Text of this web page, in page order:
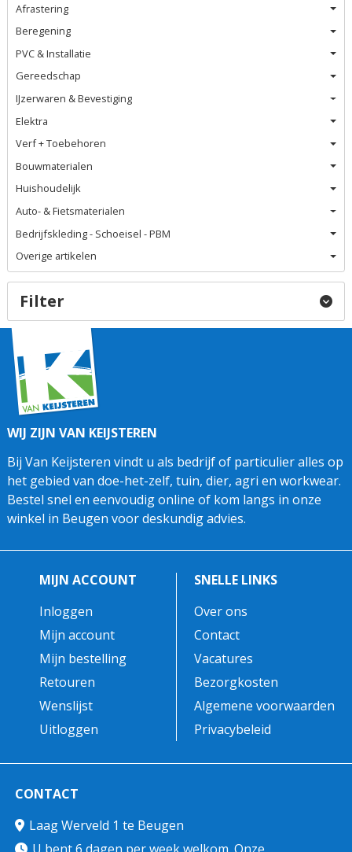
Afrastering
Beregening
PVC & Installatie
Gereedschap
IJzerwaren & Bevestiging
Elektra
Verf + Toebehoren
Bouwmaterialen
Huishoudelijk
Auto- & Fietsmaterialen
Bedrijfskleding - Schoeisel - PBM
Overige artikelen
Filter
WIJ ZIJN VAN KEIJSTEREN
Bij Van Keijsteren vindt u als bedrijf of particulier alles op
het gebied van doe-het-zelf, tuin, dier, agri en workwear.
Bestel snel en eenvoudig online of kom langs in onze
winkel in Beugen voor deskundig advies.
MIJN ACCOUNT
Inloggen
Mijn account
Mijn bestelling
Retouren
Wenslijst
Uitloggen
SNELLE LINKS
Over ons
Contact
Vacatures
Bezorgkosten
Algemene voorwaarden
Privacybeleid
CONTACT
Laag Werveld 1 te Beugen